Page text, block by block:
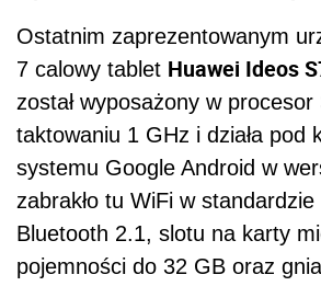
Ostatnim zaprezentowanym
7 calowy tablet Huawei Ideos
został wyposażony w
taktowaniu 1 GHz i działa pod
systemu Google Android w
zabrakło tu WiFi w standardzie
Bluetooth 2.1, slotu na karty
pojemności do 32 GB oraz